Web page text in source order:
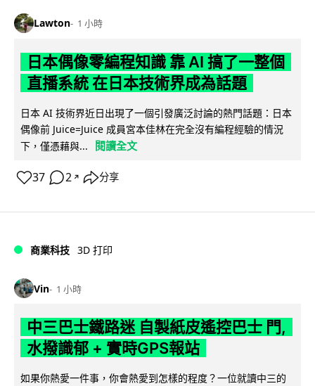
Lawton 1 小時
日本偶像零編程知識 靠 AI 搞了一整個
直播系統 在日本技術界成為話題
日本 AI 技術界近日出現了一個引發廣泛討論的熱門話題：日本
偶像前 Juice=Juice 成員宮本佳林在完全沒有編程經驗的情況
下，僅憑藉與...
閱讀全文
37 2 ↗ 分享
商業科技 3D 打印
Vin 1 小時
中三巴士鐵路迷 自製紙皮遙控巴士 門,
水撥識郁 + 實時GPS報站
如果你熱愛一件事，你會熱愛到怎樣的程度？一位就讀中三的